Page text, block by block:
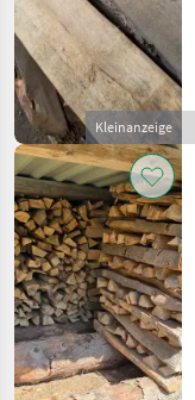
Kleinanzeige